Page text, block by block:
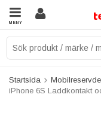
MENY
Startsida
iPhone 6S Laddkontakt